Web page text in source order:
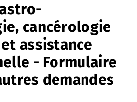
cancérologie
assistance
- Formulaire
demandes